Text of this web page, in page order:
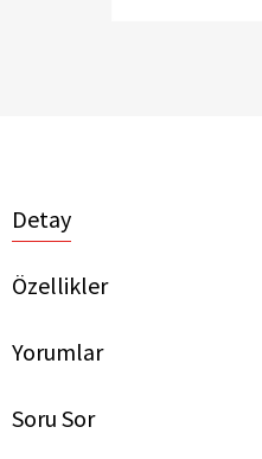
Detay
Özellikler
Yorumlar
Soru Sor